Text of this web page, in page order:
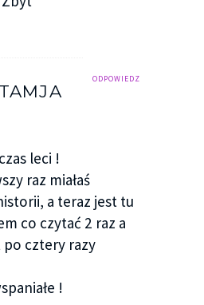
~ ♥ ~ ♥ ~
się tak długo jak dziś.
nieforemną stertą. W końcu i
powycierane dżinsy i
białe linie. Czesałam się
a w rezultacie i tak
samo było z makijażem. Na
że w ogóle go zmyłam,
usta delikatny, perłowy
ponieważ
ODPOWIEDZ
leci !
raz miałaś
a teraz jest tu
co czytać 2 raz a
cztery razy
!